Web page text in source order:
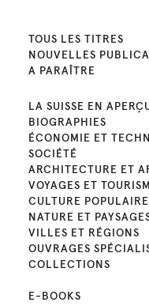
TOUS LES TITRES
NOUVELLES
A PARAÎTRE
LA SUISSE EN
BIOGRAPHIES
ÉCONOMIE ET
SOCIÉTÉ
ARCHITECTURE ET
VOYAGES ET
CULTURE POPULAIRE
NATURE ET
VILLES ET RÉGIONS
OUVRAGES
COLLECTIONS
E-BOOKS